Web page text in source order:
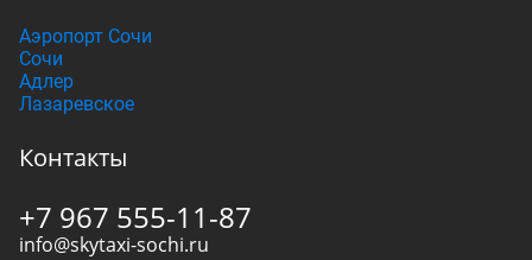
Аэропорт Сочи
Сочи
Адлер
Лазаревское
Контакты
+7 967 555-11-87
info@skytaxi-sochi.ru